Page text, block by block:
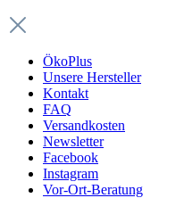
ÖkoPlus
Unsere Hersteller
Kontakt
FAQ
Versandkosten
Newsletter
Facebook
Instagram
Vor-Ort-Beratung